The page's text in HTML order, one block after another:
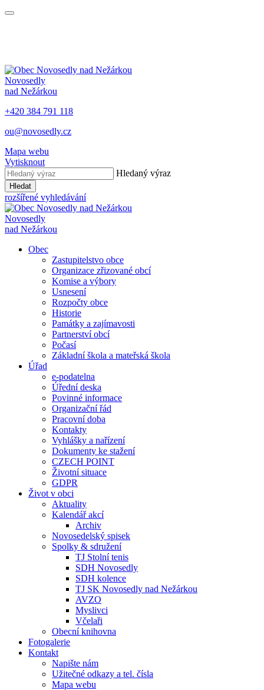
Novosedly
nad Nežárkou
+420 384 791 118
ou@novosedly.cz
Mapa webu
Vytisknout
Hledaný výraz
Hledat
rozšířené vyhledávání
Novosedly
nad Nežárkou
Obec
Zastupitelstvo obce
Organizace zřizované obcí
Komise a výbory
Usnesení
Rozpočty obce
Historie
Památky a zajímavosti
Partnerství obcí
Počasí
Základní škola a mateřská škola
Úřad
e-podatelna
Úřední deska
Povinné informace
Organizační řád
Pracovní doba
Kontakty
Vyhlášky a nařízení
Dokumenty ke stažení
CZECH POINT
Životní situace
GDPR
Život v obci
Aktuality
Kalendář akcí
Archiv
Novosedelský spisek
Spolky & sdružení
TJ Stolní tenis
SDH Novosedly
SDH kolence
TJ SK Novosedly nad Nežárkou
AVZO
Myslivci
Včelaři
Obecní knihovna
Fotogalerie
Kontakt
Napište nám
Užitečné odkazy a tel. čísla
Mapa webu